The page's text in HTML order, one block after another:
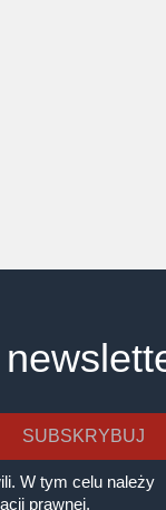
W tym celu należy
prawnej.